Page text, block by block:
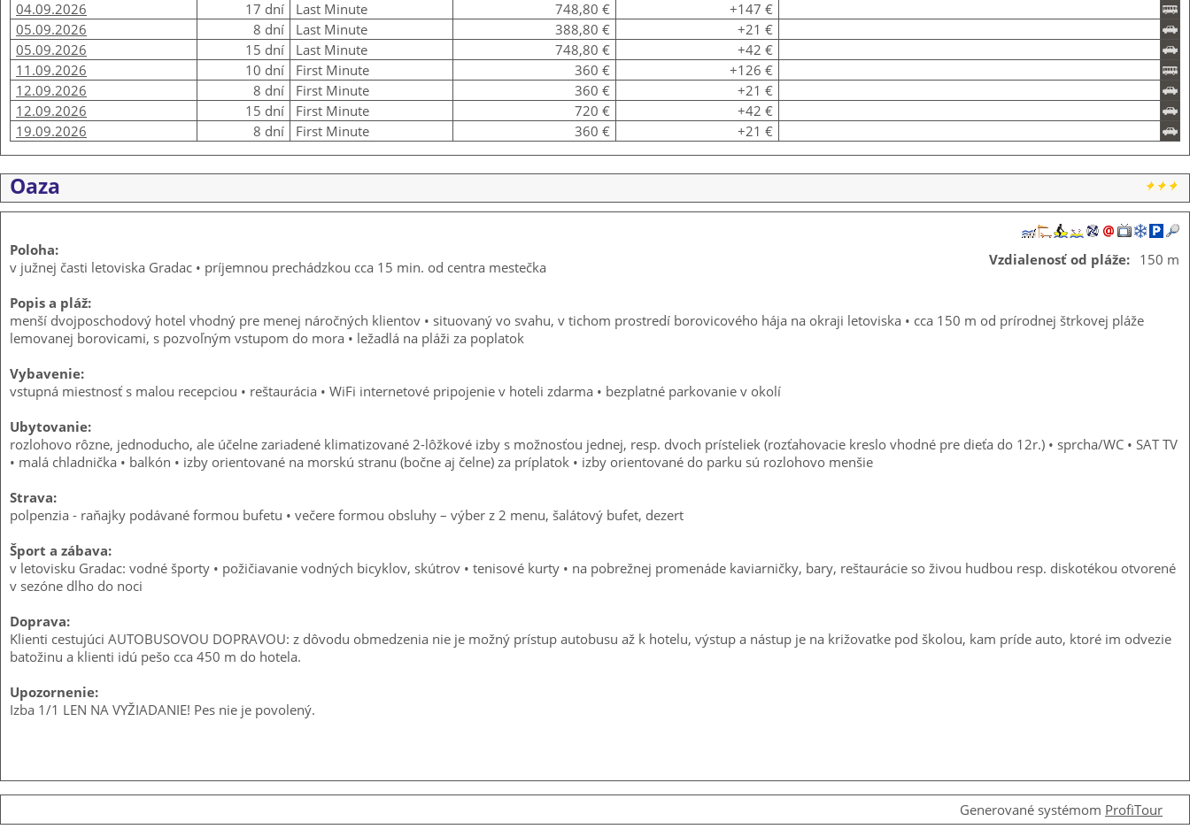
04.09.2026
17 dní Last Minute 748,80 €
+147 €
05.09.2026
8 dní Last Minute 388,80 €
+21 €
05.09.2026
15 dní Last Minute 748,80 €
+42 €
11.09.2026
10 dní First Minute 360 €
+126 €
12.09.2026
8 dní First Minute 360 €
+21 €
12.09.2026
15 dní First Minute 720 €
+42 €
19.09.2026
8 dní First Minute 360 € +21 €
Oaza
Vzdialenosť od pláže: 150 m
Poloha:
v južnej časti letoviska Gradac • príjemnou prechádzkou cca 15 min. od centra mestečka
Popis a pláž:
menší dvojposchodový hotel vhodný pre menej náročných klientov • situovaný vo svahu, v tichom prostredí borovicového hája na okraji letoviska • cca 150 m od prírodnej štrkovej pláže
lemovanej borovicami, s pozvoľným vstupom do mora • ležadlá na pláži za poplatok
Vybavenie:
vstupná miestnosť s malou recepciou • reštaurácia • WiFi internetové pripojenie v hoteli zdarma • bezplatné parkovanie v okolí
Ubytovanie:
rozlohovo rôzne, jednoducho, ale účelne zariadené klimatizované 2-lôžkové izby s možnosťou jednej, resp. dvoch prísteliek (rozťahovacie kreslo vhodné pre dieťa do 12r.) • sprcha/WC • SAT TV
• malá chladnička • balkón • izby orientované na morskú stranu (bočne aj čelne) za príplatok • izby orientované do parku sú rozlohovo menšie
Strava:
polpenzia - raňajky podávané formou bufetu • večere formou obsluhy – výber z 2 menu, šalátový bufet, dezert
Šport a zábava:
v letovisku Gradac: vodné športy • požičiavanie vodných bicyklov, skútrov • tenisové kurty • na pobrežnej promenáde kaviarničky, bary, reštaurácie so živou hudbou resp. diskotékou otvorené
v sezóne dlho do noci
Doprava:
Klienti cestujúci AUTOBUSOVOU DOPRAVOU: z dôvodu obmedzenia nie je možný prístup autobusu až k hotelu, výstup a nástup je na križovatke pod školou, kam príde auto, ktoré im odvezie
batožinu a klienti idú pešo cca 450 m do hotela.
Upozornenie:
Izba 1/1 LEN NA VYŽIADANIE! Pes nie je povolený.
Generované systémom ProfiTour